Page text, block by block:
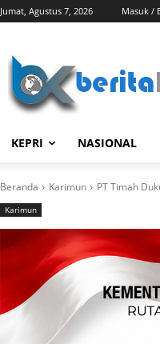
Jumat, Agustus 7, 2026 Masuk /
KEPRI NASIONAL
Beranda Karimun PT Timah
Karimun